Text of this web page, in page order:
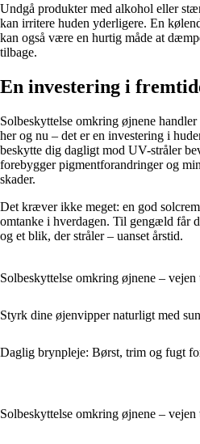
Undgå produkter med alkohol eller
kan irritere huden yderligere. En
kan også være en hurtig måde at
tilbage.
En investering i
Solbeskyttelse omkring øjnene
her og nu – det er en investering i
beskytte dig dagligt mod UV-stråler
forebygger pigmentforandringer og
skader.
Det kræver ikke meget: en god
omtanke i hverdagen. Til gengæld får
og et blik, der stråler – uanset årstid.
Solbeskyttelse omkring øjnene –
Styrk dine øjenvipper naturligt med
Daglig brynpleje: Børst, trim og fugt
Solbeskyttelse omkring øjnene –